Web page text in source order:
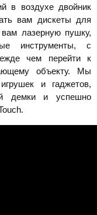
в воздухе двойник
вам дискеты для
вам лазерную пушку,
инструменты, с
чем перейти к
объекту. Мы
и гаджетов,
демки и успешно